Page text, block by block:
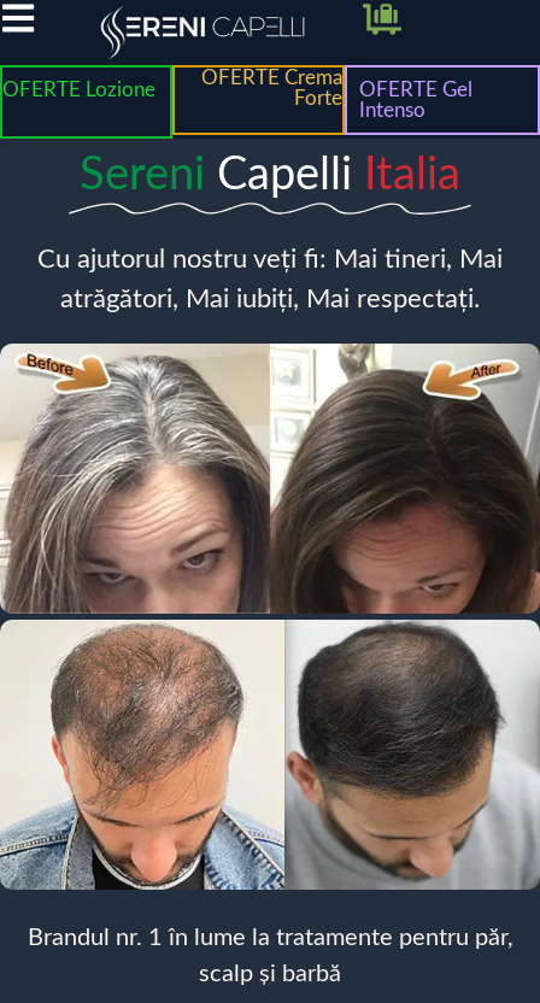
OFERTE Lozione
OFERTE Crema
Forte
OFERTE Gel
Intenso
Sereni Capelli Italia
Cu ajutorul nostru veți fi: Mai tineri, Mai
atrăgători, Mai iubiți, Mai respectați.
Brandul nr. 1 în lume la tratamente pentru păr,
scalp și barbă